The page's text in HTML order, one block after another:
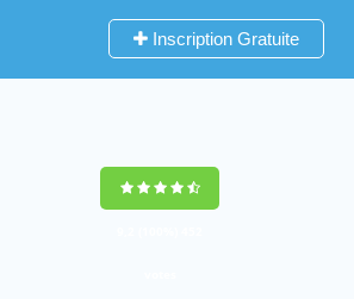
Inscription Gratuite